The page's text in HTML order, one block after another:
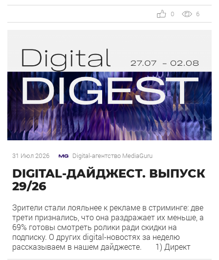
2025 года и объединивший концепцию дубайского
OSH с сетью «Урюк». Концепт строится […]
6
0
31 Июл 2026 Digital-агентство MediaGuru
DIGITAL-ДАЙДЖЕСТ. ВЫПУСК
29/26
Зрители стали лояльнее к рекламе в стриминге: две
трети признались, что она раздражает их меньше, а
69% готовы смотреть ролики ради скидки на
подписку. О других digital-новостях за неделю
рассказываем в нашем дайджесте. 1) Директ